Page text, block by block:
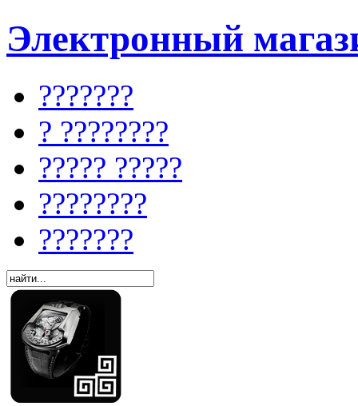
Электронный
???????
? ????????
????? ?????
????????
???????